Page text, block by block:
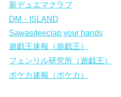
新デュエマクラブ
DM・ISLAND
Sawasdeeclap your hands
遊戯王速報（遊戯王）
フェンリル研究所（遊戯王）
ポケカ速報（ポケカ）